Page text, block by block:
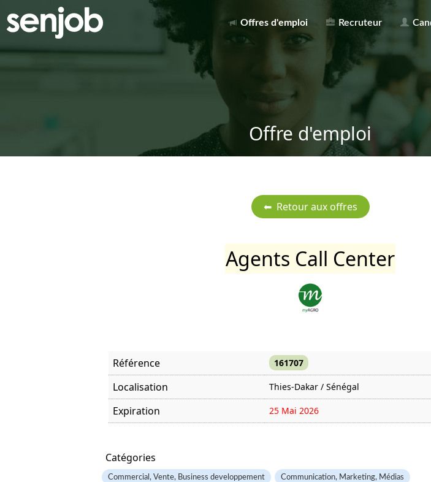
Offres d'emploi Recruteur
Offre d'emploi
Agents Call Center
Référence 161707
Localisation Thies-Dakar / Sénégal
Expiration 25 Mai 2026
Catégories
Commercial, Vente, Business developpement Communication, Marketing, Médias